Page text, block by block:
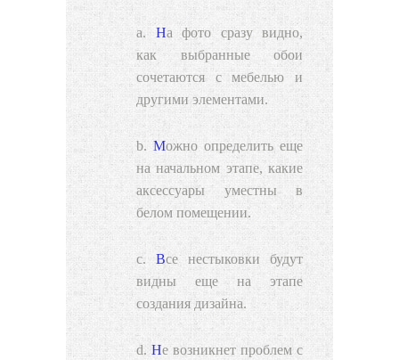
На фото сразу видно,
как выбранные обои
сочетаются с мебелью и
другими элементами.
Можно определить еще
на начальном этапе, какие
аксессуары уместны в
белом помещении.
Все нестыковки будут
видны еще на этапе
создания дизайна.
Не возникнет проблем с